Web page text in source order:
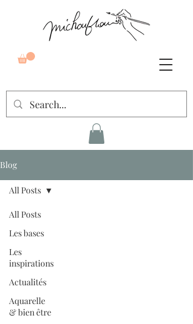
Blog
All Posts
Les bases
Les
inspirations
Actualités
Aquarelle
& bien être
All Posts